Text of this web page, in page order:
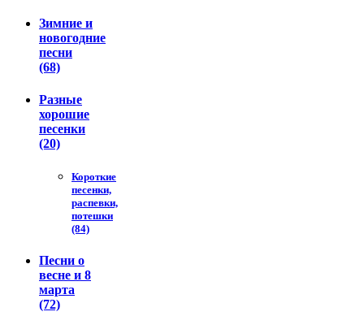
Зимние и
новогодние
песни
(68)
Разные
хорошие
песенки
(20)
Короткие
песенки,
распевки,
потешки
(84)
Песни о
весне и 8
марта
(72)